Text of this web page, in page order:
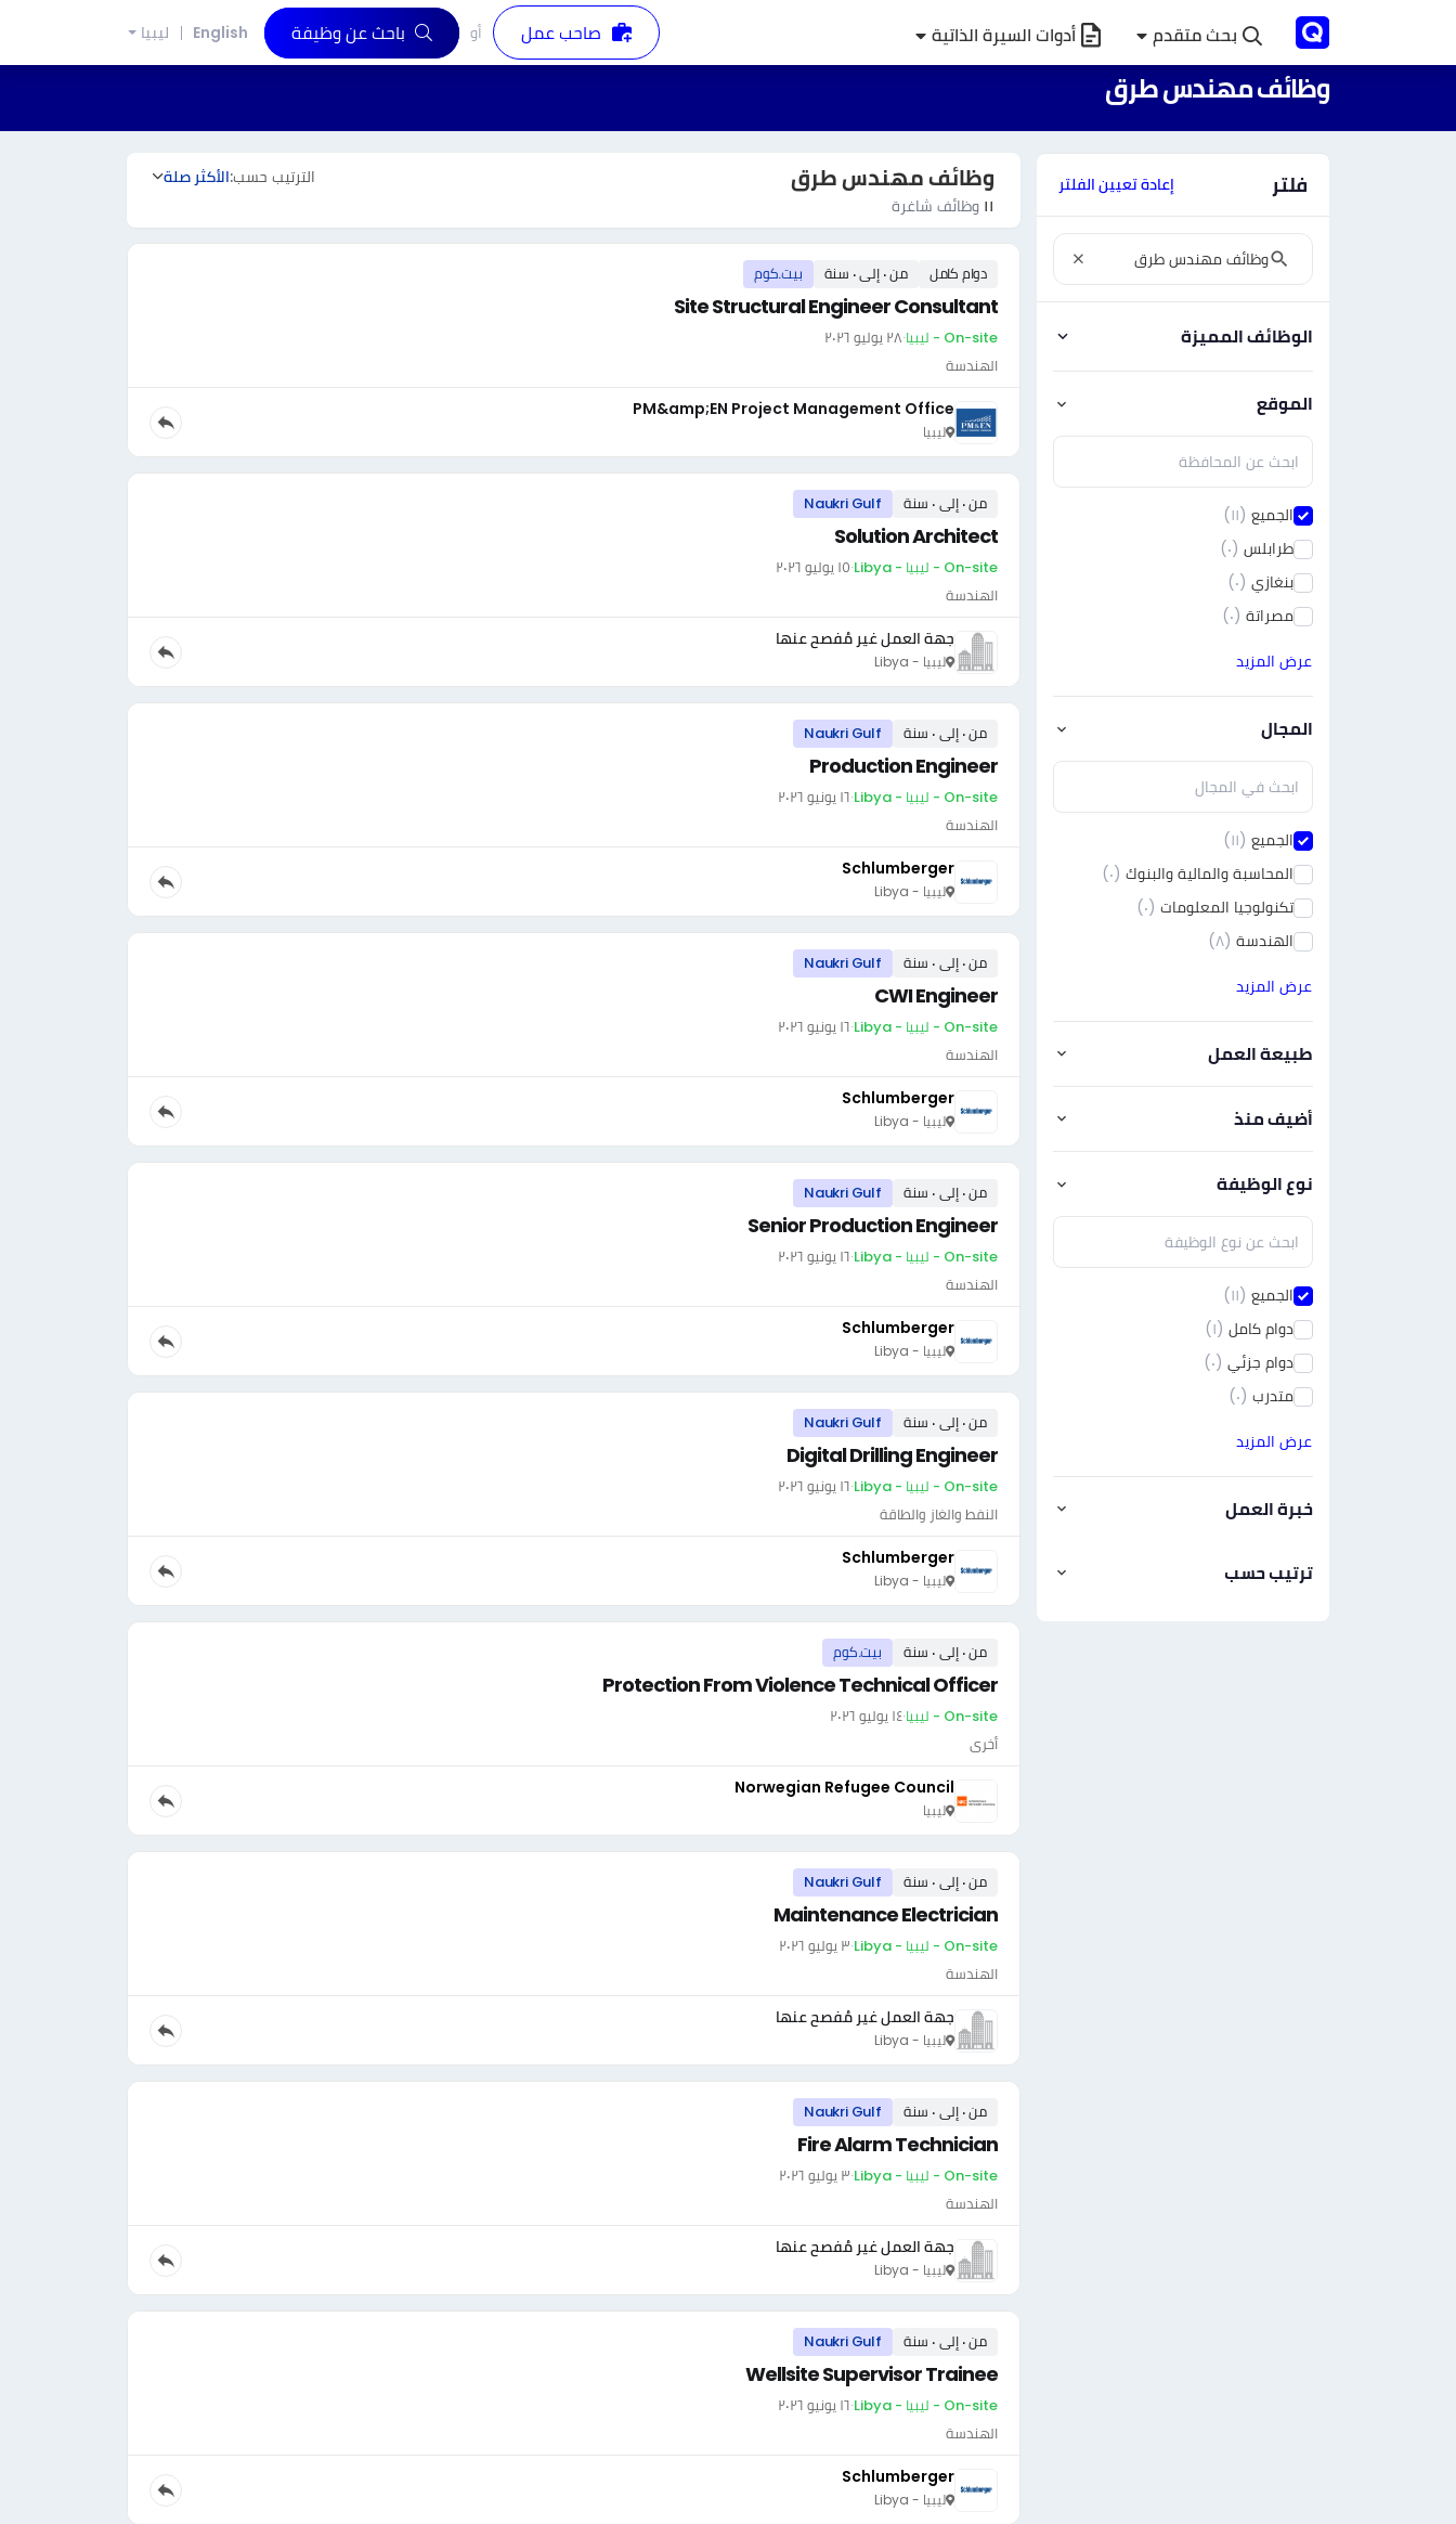
بحث متقدم أدوات السيرة الذاتية صاحب عمل أو باحث عن وظيفة English ليبيا
وظائف مهندس طرق
فلتر إعادة تعيين الفلتر
الوظائف المميزة
الموقع
الجميع (١١)
طرابلس (٠)
بنغازي (٠)
مصراتة (٠)
عرض المزيد
المجال
الجميع (١١)
المحاسبة والمالية والبنوك (٠)
تكنولوجيا المعلومات (٠)
الهندسة (٨)
عرض المزيد
طبيعة العمل
أضيف منذ
نوع الوظيفة
الجميع (١١)
دوام كامل (١)
دوام جزئي (٠)
متدرب (٠)
عرض المزيد
خبرة العمل
ترتيب حسب
وظائف مهندس طرق
١١ وظائف شاغرة
الترتيب حسب:الأكثر صلة
دوام كامل من ٠ إلى ٠ سنة بيت.كوم
Site Structural Engineer Consultant
On-site - ليبيا ·٢٨ يوليو ٢٠٢٦
الهندسة
PM&amp;EN Project Management Office
ليبيا
من ٠ إلى ٠ سنة Naukri Gulf
Solution Architect
On-site - ليبيا - Libya ·١٥ يوليو ٢٠٢٦
الهندسة
جهة العمل غير مُفصح عنها
ليبيا - Libya
من ٠ إلى ٠ سنة Naukri Gulf
Production Engineer
On-site - ليبيا - Libya ·١٦ يونيو ٢٠٢٦
الهندسة
Schlumberger
ليبيا - Libya
من ٠ إلى ٠ سنة Naukri Gulf
CWI Engineer
On-site - ليبيا - Libya ·١٦ يونيو ٢٠٢٦
الهندسة
Schlumberger
ليبيا - Libya
من ٠ إلى ٠ سنة Naukri Gulf
Senior Production Engineer
On-site - ليبيا - Libya ·١٦ يونيو ٢٠٢٦
الهندسة
Schlumberger
ليبيا - Libya
من ٠ إلى ٠ سنة Naukri Gulf
Digital Drilling Engineer
On-site - ليبيا - Libya ·١٦ يونيو ٢٠٢٦
النفط والغاز والطاقة
Schlumberger
ليبيا - Libya
من ٠ إلى ٠ سنة بيت.كوم
Protection From Violence Technical Officer
On-site - ليبيا ·١٤ يوليو ٢٠٢٦
أخرى
Norwegian Refugee Council
ليبيا
من ٠ إلى ٠ سنة Naukri Gulf
Maintenance Electrician
On-site - ليبيا - Libya ·٣ يوليو ٢٠٢٦
الهندسة
جهة العمل غير مُفصح عنها
ليبيا - Libya
من ٠ إلى ٠ سنة Naukri Gulf
Fire Alarm Technician
On-site - ليبيا - Libya ·٣ يوليو ٢٠٢٦
الهندسة
جهة العمل غير مُفصح عنها
ليبيا - Libya
من ٠ إلى ٠ سنة Naukri Gulf
Wellsite Supervisor Trainee
On-site - ليبيا - Libya ·١٦ يونيو ٢٠٢٦
الهندسة
Schlumberger
ليبيا - Libya